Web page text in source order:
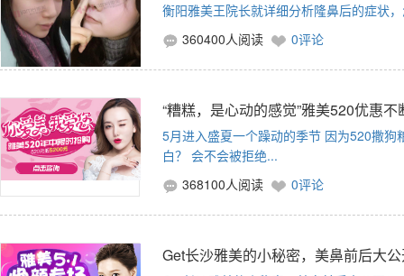
衡阳雅美王院长就详细分析隆鼻后的症状
360400人阅读
0评论
“糟糕，是心动的感觉”雅美520优惠
5月进入盛夏一个躁动的季节 因为520撒
白？ 会不会被拒绝...
368100人阅读
0评论
Get长沙雅美的小秘密，美鼻前后大